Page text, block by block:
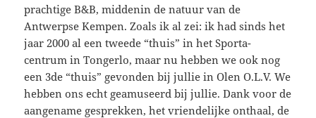
prachtige B&B, middenin de natuur van de
Antwerpse Kempen. Zoals ik al zei: ik had sinds het
jaar 2000 al een tweede “thuis” in het Sporta-
centrum in Tongerlo, maar nu hebben we ook nog
een 3de “thuis” gevonden bij jullie in Olen O.L.V. We
hebben ons echt geamuseerd bij jullie. Dank voor de
aangename gesprekken, het vriendelijke onthaal, de